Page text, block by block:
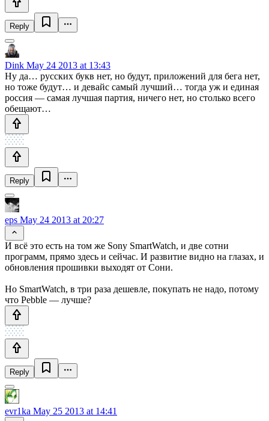
Reply
Dink May 24 2013 at 13:43
Ну да… русских букв нет, но будут, приложений для бега нет,
но тоже будут… и девайс самый лучший… тогда уж и единая
россия — самая лучшая партия, ничего нет, но столько всего
обещают…
Reply
eps May 24 2013 at 20:27
И всё это есть на том же Sony SmartWatch, и две сотни
программ, прямо здесь и сейчас. И развитие видно на глазах, и
обновления прошивки выходят от Сони.
Но SmartWatch, в три раза дешевле, покупать не надо, потому
что Pebble — лучше?
Reply
evr1ka May 25 2013 at 14:41